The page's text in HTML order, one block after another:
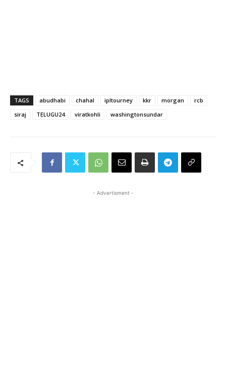
TAGS abudhabi chahal ipltourney kkr morgan
rcb
siraj
TELUGU24 viratkohli washingtonsundar
- Advertisment -